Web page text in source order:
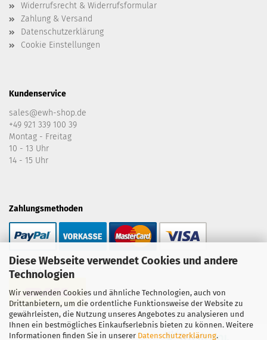
Diese Webseite verwendet Cookies und andere
Technologien
Wir verwenden Cookies und ähnliche Technologien, auch von
Drittanbietern, um die ordentliche Funktionsweise der Website zu
gewährleisten, die Nutzung unseres Angebotes zu analysieren und
Ihnen ein bestmögliches Einkaufserlebnis bieten zu können. Weitere
Informationen finden Sie in unserer Datenschutzerklärung.
Widerrufsrecht & Widerrufsformular
Zahlung & Versand
Datenschutzerklärung
Cookie Einstellungen
Kundenservice
sales@ewh-shop.de
+49 921 339 100 39
Montag - Freitag
10 - 13 Uhr
14 - 15 Uhr
Zahlungsmethoden
Versand: